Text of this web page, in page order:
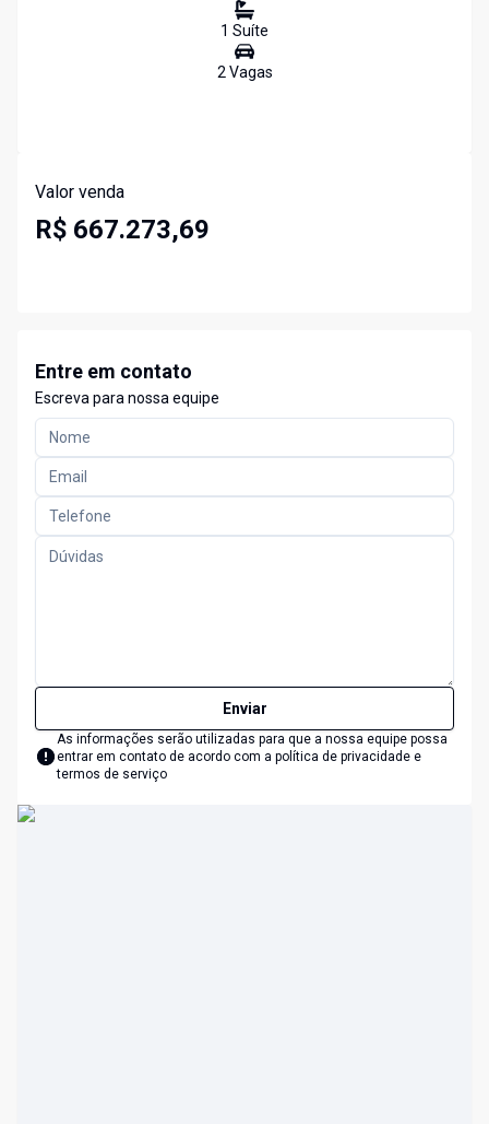
1 Suíte
2Vagas
Valor venda
R$ 667.273,69
Entre em contato
Escreva para nossa equipe
Enviar
As informações serão utilizadas para que a nossa equipe possa
entrar em contato de acordo com a política de privacidade e
termos de serviço